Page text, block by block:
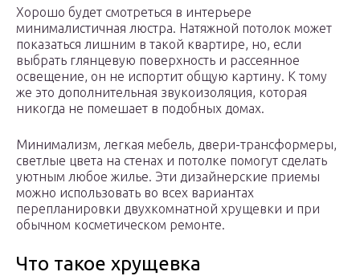
Хорошо будет смотреться в интерьере
минималистичная люстра. Натяжной потолок может
показаться лишним в такой квартире, но, если
выбрать глянцевую поверхность и рассеянное
освещение, он не испортит общую картину. К тому
же это дополнительная звукоизоляция, которая
никогда не помешает в подобных домах.
Минимализм, легкая мебель, двери-трансформеры,
светлые цвета на стенах и потолке помогут сделать
уютным любое жилье. Эти дизайнерские приемы
можно использовать во всех вариантах
перепланировки двухкомнатной хрущевки и при
обычном косметическом ремонте.
Что такое хрущевка